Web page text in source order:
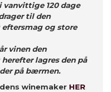
120 dage
til den
og store
vinen den
lagres den på
på bærmen.
winemaker HER